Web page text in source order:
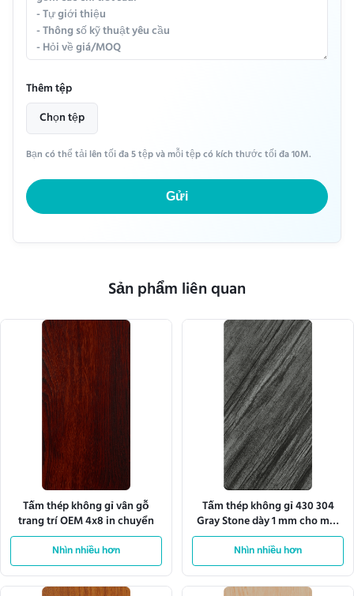
Thêm tệp
Chọn tệp
Bạn có thể tải lên tối đa 5 tệp và mỗi tệp có kích thước tối đa 10M.
Gửi
Sản phẩm liên quan
Tấm thép không gỉ vân gỗ
trang trí OEM 4x8 in chuyển
Nhìn nhiều hơn
Tấm thép không gỉ 430 304
Gray Stone dày 1 mm cho mặt
bếp
Nhìn nhiều hơn